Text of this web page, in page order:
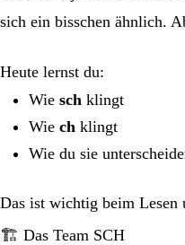
sich ein bisschen ähnlich.
Heute lernst du:
Wie sch klingt
Wie ch klingt
Wie du sie
Das ist wichtig beim Lesen
🏗️ Das Team SCH